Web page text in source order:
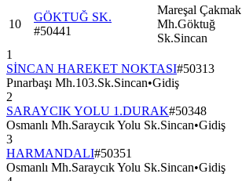
10
GÖKTUĞ SK.
#50441
Mareşal Çakmak
Mh.Göktuğ
Sk.Sincan
1
SİNCAN HAREKET NOKTASI#50313
Pınarbaşı Mh.103.Sk.Sincan•Gidiş
2
SARAYCIK YOLU 1.DURAK#50348
Osmanlı Mh.Saraycık Yolu Sk.Sincan•Gidiş
3
HARMANDALI#50351
Osmanlı Mh.Saraycık Yolu Sk.Sincan•Gidiş